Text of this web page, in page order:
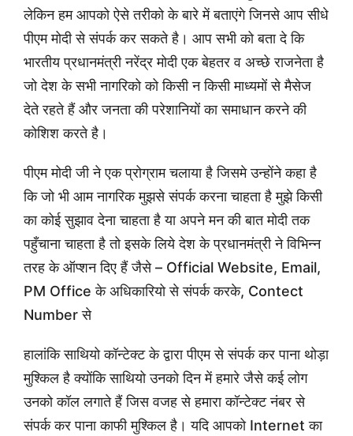
लेकिन हम आपको ऐसे तरीको के बारे में बताएंगे जिनसे आप सीधे
पीएम मोदी से संपर्क कर सकते है। आप सभी को बता दे कि
भारतीय प्रधानमंत्री नरेंद्र मोदी एक बेहतर व अच्छे राजनेता है
जो देश के सभी नागरिको को किसी न किसी माध्यमों से मैसेज
देते रहते हैं और जनता की परेशानियों का समाधान करने की
कोशिश करते है।
पीएम मोदी जी ने एक प्रोग्राम चलाया है जिसमे उन्होंने कहा है
कि जो भी आम नागरिक मुझसे संपर्क करना चाहता है मुझे किसी
का कोई सुझाव देना चाहता है या अपने मन की बात मोदी तक
पहुँचाना चाहता है तो इसके लिये देश के प्रधानमंत्री ने विभिन्न
तरह के ऑप्शन दिए हैं जैसे – Official Website, Email,
PM Office के अधिकारियो से संपर्क करके, Contect
Number से
हालांकि साथियो कॉन्टेक्ट के द्वारा पीएम से संपर्क कर पाना थोड़ा
मुश्किल है क्योंकि साथियो उनको दिन में हमारे जैसे कई लोग
उनको कॉल लगाते हैं जिस वजह से हमारा कॉन्टेक्ट नंबर से
संपर्क कर पाना काफी मुश्किल है। यदि आपको Internet का